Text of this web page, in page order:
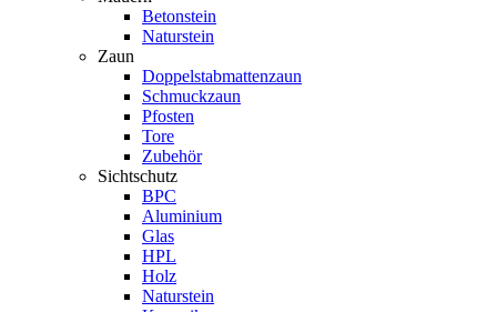
Betonstein
Naturstein
Zaun
Doppelstabmattenzaun
Schmuckzaun
Pfosten
Tore
Zubehör
Sichtschutz
BPC
Aluminium
Glas
HPL
Holz
Naturstein